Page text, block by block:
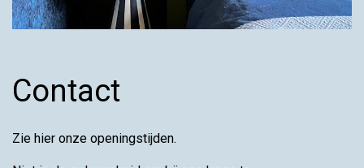
Contact
Zie hier onze openingstijden.